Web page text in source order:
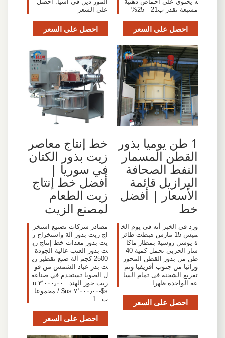
مشبعة تقدر ب21—25%
احصل على السعر
على السعر
احصل على السعر
1 طن يوميا بذور
القطن المسمار
النفط الصحافة
البرازيل قائمة
الأسعار | أفضل
خط
ورد فى الخبر أنه فى يوم الخ
ميس 15 مارس هبطت طائر
ة يوشن روسية بمطار ماكا
سار الحربى تحمل كمية 40
طن من بذور القطن المحور
وراثيا من جنوب أفريقيا وتم
تفريغ الشحنة فى تمام السا
عة الواحدة ظهرا.
احصل على السعر
خط إنتاج معاصر
زيت بذور الكتان
في سوريا |
أفضل خط إنتاج
زيت الطعام
لمصنع الزيت
مصادر شركات تصنيع استخر
اج زيت بذور آلة واستخراج ز
يت بذور معدات خط إنتاج زي
ت بذور العنب عالية الجودة
2500 كجم آلة صنع تقطير زي
ت بذر عباد الشمس من فو
ل الصويا تستخدم في صناعة
زيت جوز الهند . ٣٬٠٠٠٫٠٠ u
s$-٧٬٠٠٠٫٠٠ us$ / مجموعا
ت . 1
احصل على السعر